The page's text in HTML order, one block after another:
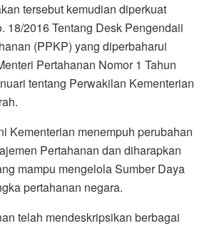
tersebut kemudian diperkuat
18/2016 Tentang Desk Pengendaii
(PPKP) yang diperbaharui
Pertahanan Nomor 1 Tahun
tentang Perwakilan Kementerian
Kementerian menempuh perubahan
Pertahanan dan diharapkan
mampu mengelola Sumber Daya
pertahanan negara.
telah mendeskripsikan berbagai